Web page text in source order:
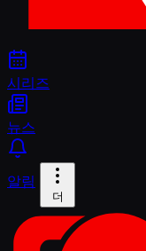
시리즈
뉴스
알림
더